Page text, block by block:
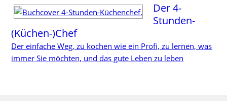
Der 4-
Stunden-
(Küchen-)Chef
Der einfache Weg, zu kochen wie ein Profi, zu lernen, was
immer Sie möchten, und das gute Leben zu leben